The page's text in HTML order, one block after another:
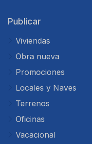
Publicar
Viviendas
Obra nueva
Promociones
Locales y Naves
Terrenos
Oficinas
Vacacional